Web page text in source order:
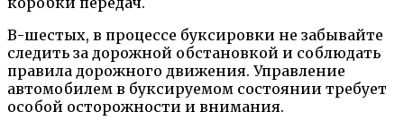
В-шестых, в процессе буксировки не забывайте
следить за дорожной обстановкой и соблюдать
правила дорожного движения. Управление
автомобилем в буксируемом состоянии требует
особой осторожности и внимания.